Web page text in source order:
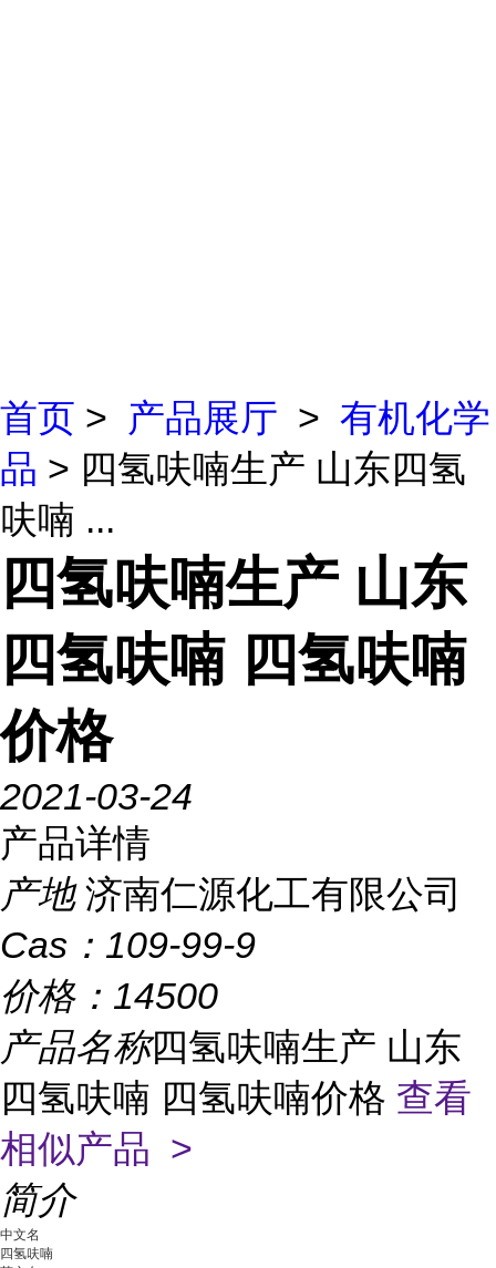
首页 > 产品展厅 > 有机化学
品 > 四氢呋喃生产 山东四氢
呋喃 ...
四氢呋喃生产 山东
四氢呋喃 四氢呋喃
价格
2021-03-24
产品详情
产地 济南仁源化工有限公司
Cas： 109-99-9
价格： 14500
产品名称四氢呋喃生产 山东
四氢呋喃 四氢呋喃价格 查看
相似产品 >
简介
中文名
四氢呋喃